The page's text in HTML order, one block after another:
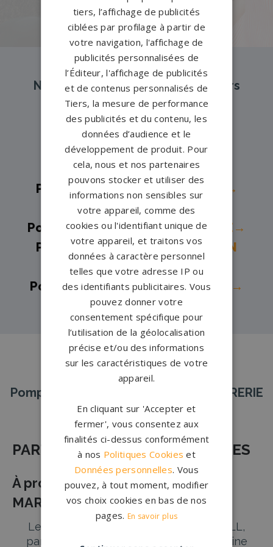
Nos pompes funèbres et marbriers
partenaires à proximité
Pompes funèbres -ARLON→
Pompes funèbres -ATHUS→
Pompes funèbres -
BASTOGNE→
Pompes funèbres -FRATIN→
Pompes funèbres -HONDELANGE→
Pompes funèbres -LA ROCHE EN
ARDENNE→
Pompes funèbres - Saint-Hubert→
Pompes Funèbres et Marbrerie MARBRERIE
DELL
PARTENAIRE POMPES FUNÈBRES
À propos de Pompes Funèbres
MARBRERIE DELL
Les Pompes Funèbres MARBRERIE DELL,
partenaires de référence dans le domaine
tiers, l’affichage de publicités
ciblées par profilage à partir de
votre navigation, l'affichage de
publicités personnalisées de
l’Éditeur, l'affichage de publicités
et de contenus personnalisés de
Tiers, la mesure de performance
des publicités et du contenu, les
données d’audience et le
développement de produit. Pour
cela, nous et nos partenaires
pouvons stocker et utiliser des
informations non sensibles sur
votre appareil, comme des
cookies ou l'identifiant unique de
votre appareil, et traitons vos
données à caractère personnel
telles que votre adresse IP ou
des identifiants publicitaires. Vous
pouvez donner votre
consentement spécifique pour
l’utilisation de la géolocalisation
précise et/ou des informations
sur les caractéristiques de votre
appareil.
En cliquant sur 'Accepter et
fermer', vous consentez aux
finalités ci-dessus conformément
à nos Politiques Cookies et
Données personnelles. Vous
pouvez, à tout moment, modifier
vos choix cookies en bas de nos
pages. En savoir plus